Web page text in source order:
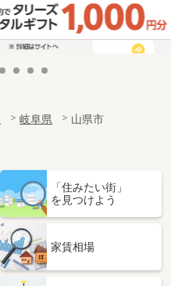
岐阜県 山県市
「住みたい街」
を見つけよう
家賃相場